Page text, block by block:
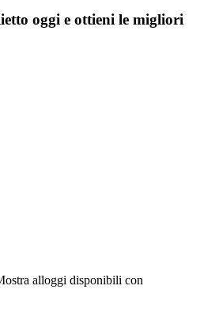
oggi e ottieni le migliori
alloggi disponibili con